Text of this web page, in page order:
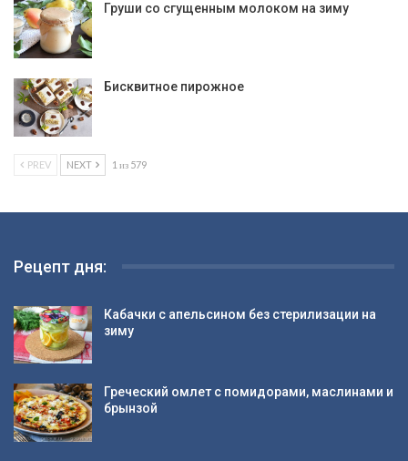
Груши со сгущенным молоком на зиму
Бисквитное пирожное
PREV NEXT 1 из 579
Рецепт дня:
Кабачки с апельсином без стерилизации на
зиму
Греческий омлет с помидорами, маслинами и
брынзой